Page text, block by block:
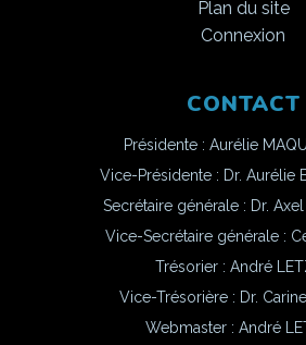
Plan du site
Connexion
CONTACT
Présidente : Aurélie
Vice-Présidente : Dr. Aurélie
Secrétaire générale : Dr. Axel
Vice-Secrétaire générale :
Trésorier : André
Vice-Trésorière : Dr.
Webmaster : André